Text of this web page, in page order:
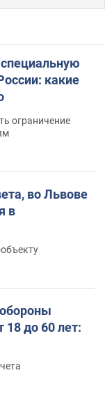
какие
ограничение
во Львове
в
18 до 60 лет: